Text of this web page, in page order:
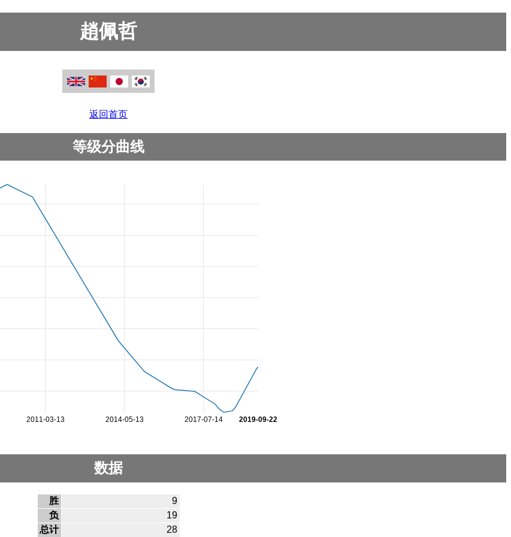
趙佩哲
返回首页
等级分曲线
2011-03-13 2014-05-13 2017-07-14 2019-09-22
数据
胜
9
负
19
总计
28